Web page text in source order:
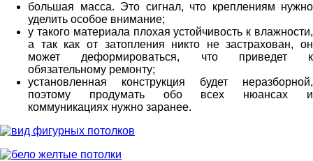
большая масса. Это сигнал, что креплениям нужно
уделить особое внимание;
у такого материала плохая устойчивость к влажности,
а так как от затопления никто не застрахован, он
может деформироваться, что приведет к
обязательному ремонту;
установленная конструкция будет неразборной,
поэтому продумать обо всех нюансах и
коммуникациях нужно заранее.